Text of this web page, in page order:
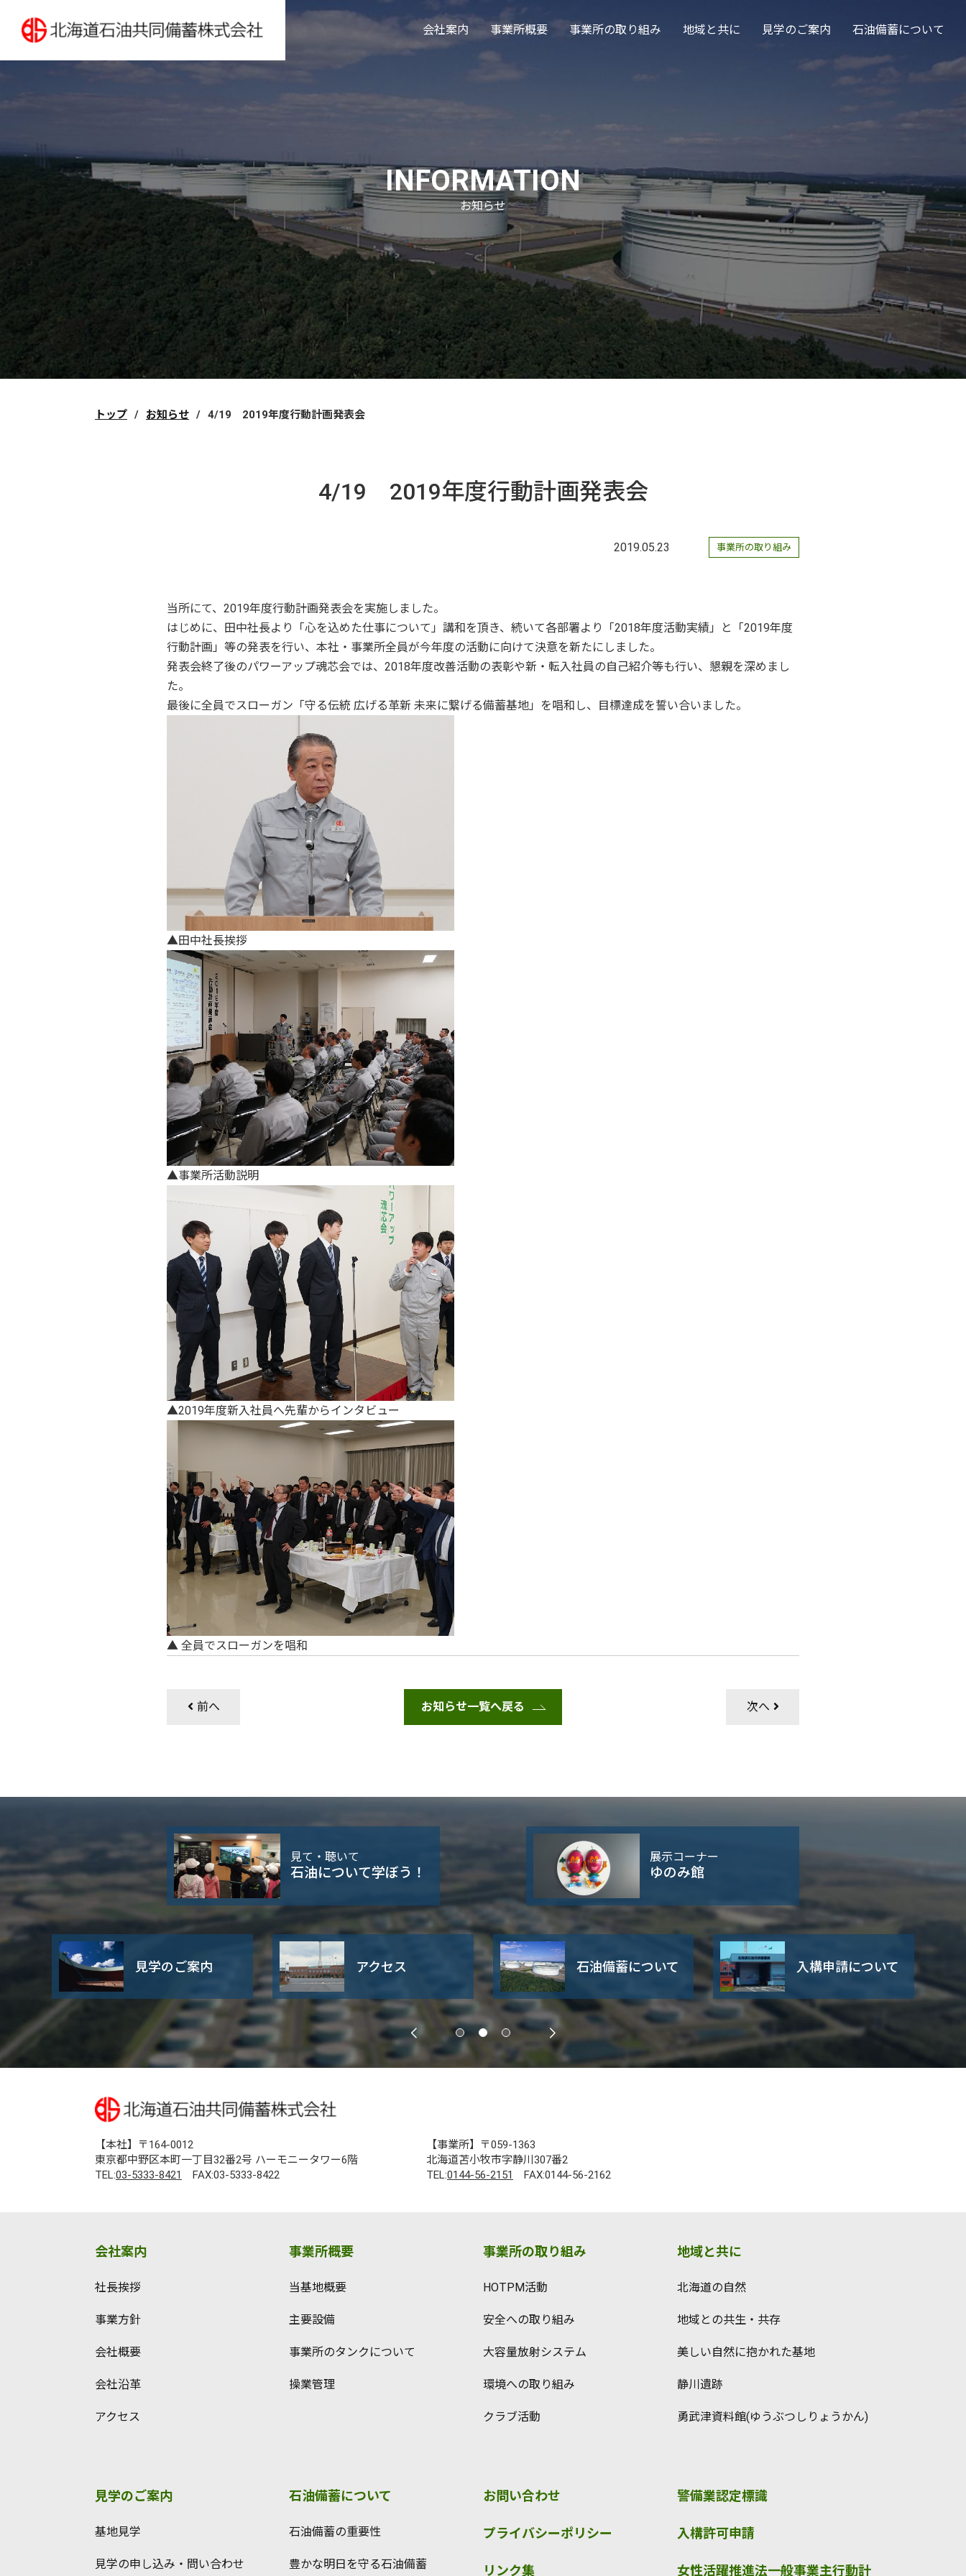
会社案内 事業所概要 事業所の取り組み 地域と共に 見学のご案内 石油備蓄について
INFORMATION
お知らせ
トップ お知らせ 4/19 2019年度行動計画発表会
4/19 2019年度行動計画発表会
2019.05.23 事業所の取り組み
当所にて、2019年度行動計画発表会を実施しました。
はじめに、田中社長より「心を込めた仕事について」講和を頂き、続いて各部署より「2018年度活動実績」と「2019年度
行動計画」等の発表を行い、本社・事業所全員が今年度の活動に向けて決意を新たにしました。
発表会終了後のパワーアップ魂芯会では、2018年度改善活動の表彰や新・転入社員の自己紹介等も行い、懇親を深めまし
た。
最後に全員でスローガン「守る伝統 広げる革新 未来に繋げる備蓄基地」を唱和し、目標達成を誓い合いました。
▲田中社長挨拶
▲事業所活動説明
▲2019年度新入社員へ先輩からインタビュー
▲ 全員でスローガンを唱和
前へ お知らせ一覧へ戻る 次へ
見て・聴いて
石油について学ぼう！
展示コーナー
ゆのみ館
見学のご案内 アクセス 石油備蓄について 入構申請について
【本社】〒164-0012
東京都中野区本町一丁目32番2号 ハーモニータワー6階
TEL:03-5333-8421 FAX:03-5333-8422
【事業所】〒059-1363
北海道苫小牧市字静川307番2
TEL:0144-56-2151 FAX:0144-56-2162
会社案内
社長挨拶
事業方針
会社概要
会社沿革
アクセス
事業所概要
当基地概要
主要設備
事業所のタンクについて
操業管理
事業所の取り組み
HOTPM活動
安全への取り組み
大容量放射システム
環境への取り組み
クラブ活動
地域と共に
北海道の自然
地域との共生・共存
美しい自然に抱かれた基地
静川遺跡
勇武津資料館(ゆうぶつしりょうかん)
見学のご案内
基地見学
見学の申し込み・問い合わせ
石油備蓄について
石油備蓄の重要性
豊かな明日を守る石油備蓄
お問い合わせ
プライバシーポリシー
リンク集
警備業認定標識
入構許可申請
女性活躍推進法一般事業主行動計